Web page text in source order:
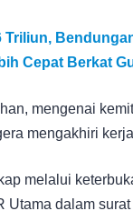
Triliun,
Cepat Berkat
mengenai
mengakhiri
melalui
Utama dalam